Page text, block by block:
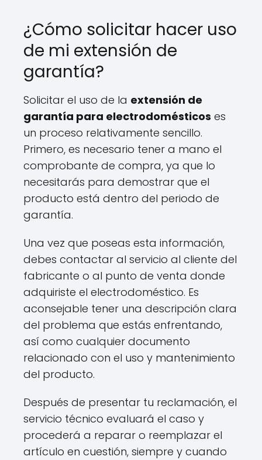
¿Cómo solicitar hacer uso
de mi extensión de
garantía?
Solicitar el uso de la extensión de
garantía para electrodomésticos es
un proceso relativamente sencillo.
Primero, es necesario tener a mano el
comprobante de compra, ya que lo
necesitarás para demostrar que el
producto está dentro del periodo de
garantía.
Una vez que poseas esta información,
debes contactar al servicio al cliente del
fabricante o al punto de venta donde
adquiriste el electrodoméstico. Es
aconsejable tener una descripción clara
del problema que estás enfrentando,
así como cualquier documento
relacionado con el uso y mantenimiento
del producto.
Después de presentar tu reclamación, el
servicio técnico evaluará el caso y
procederá a reparar o reemplazar el
artículo en cuestión, siempre y cuando